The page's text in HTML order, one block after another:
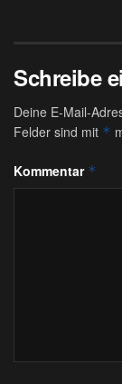
Schreibe
Deine E-Mail-
Felder sind mit *
Kommentar *